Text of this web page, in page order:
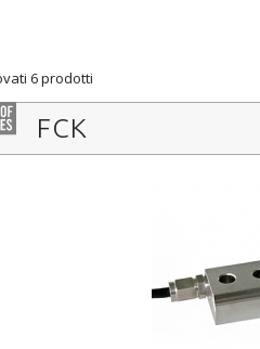
6 prodotti
FCK